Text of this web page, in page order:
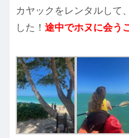
カヤックをレンタルして
した！ 途中でホヌに会う